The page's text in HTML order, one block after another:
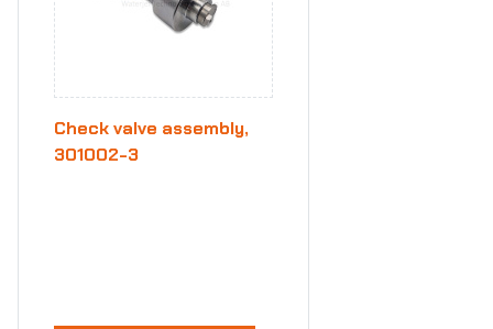
Check valve assembly,
301002-3